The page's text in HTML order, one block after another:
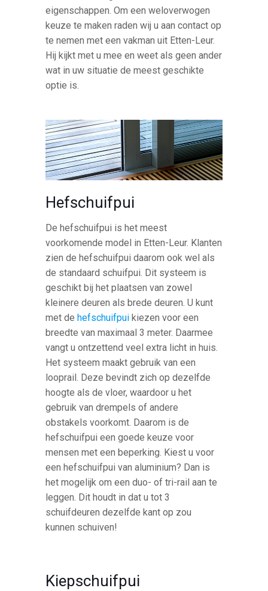
eigenschappen. Om een weloverwogen
keuze te maken raden wij u aan contact op
te nemen met een vakman uit Etten-Leur.
Hij kijkt met u mee en weet als geen ander
wat in uw situatie de meest geschikte
optie is.
Hefschuifpui
De hefschuifpui is het meest
voorkomende model in Etten-Leur. Klanten
zien de hefschuifpui daarom ook wel als
de standaard schuifpui. Dit systeem is
geschikt bij het plaatsen van zowel
kleinere deuren als brede deuren. U kunt
met de hefschuifpui kiezen voor een
breedte van maximaal 3 meter. Daarmee
vangt u ontzettend veel extra licht in huis.
Het systeem maakt gebruik van een
looprail. Deze bevindt zich op dezelfde
hoogte als de vloer, waardoor u het
gebruik van drempels of andere
obstakels voorkomt. Daarom is de
hefschuifpui een goede keuze voor
mensen met een beperking. Kiest u voor
een hefschuifpui van aluminium? Dan is
het mogelijk om een duo- of tri-rail aan te
leggen. Dit houdt in dat u tot 3
schuifdeuren dezelfde kant op zou
kunnen schuiven!
Kiepschuifpui